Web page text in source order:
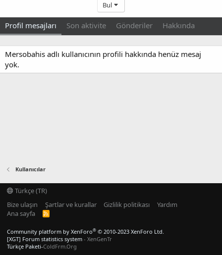
Bul
Profil mesajları Son aktivite Gönderiler Hakkında
Mersobahis adlı kullanıcının profili hakkında henüz mesaj
yok.
Kullanıcılar
Türkçe (TR)
Bize ulaşın
Şartlar ve kurallar Gizlilik politikası
Yardım
Ana sayfa
R
Community platform by XenForo® © 2010-2023 XenForo Ltd.
[XGT] Forum statistics system - XenGenTr
Türkçe Paketi-ColdFrm.Org